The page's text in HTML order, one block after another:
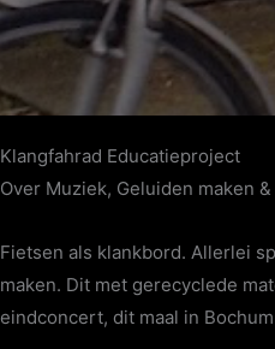
Klangfahrad Educatieproject
Over Muziek, Geluiden maken
Fietsen als klankbord. Allerlei
maken. Dit met gerecyclede
eindconcert, dit maal in Bochum